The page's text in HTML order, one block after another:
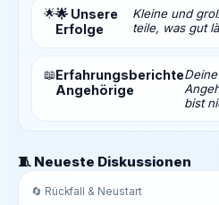
🌟🌟 Unsere
Erfolge
Kleine und
teile, was gut
📖Erfahrungsberichte
Angehörige
bist
🧵 Neueste Diskussionen
🔄 Rückfall & Neustart